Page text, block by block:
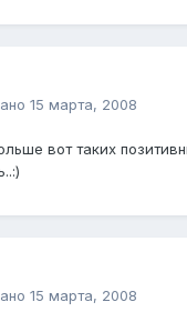
15 марта, 2008
вот таких
15 марта, 2008